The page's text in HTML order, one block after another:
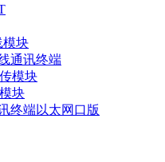
模块
通讯终端
模块
块
终端以太网口版